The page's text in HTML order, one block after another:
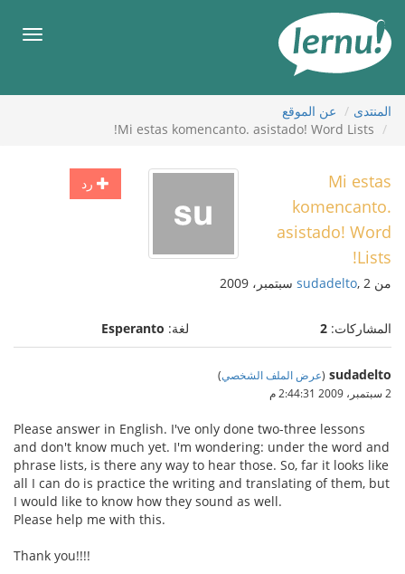
المحتويات
قائمة
المنتدى
عن الموقع
Mi estas komencanto. asistado! Word Lists!
رد
Mi estas
komencanto.
asistado! Word
Lists!
من sudadelto, 2 سبتمبر، 2009
المشاركات: 2 لغة: Esperanto
sudadelto
(عرض الملف الشخصي)
2 سبتمبر، 2009 2:44:31 م
Please answer in English. I've only done two-three lessons
and don't know much yet. I'm wondering: under the word and
phrase lists, is there any way to hear those. So, far it looks like
all I can do is practice the writing and translating of them, but
I would like to know how they sound as well.
Please help me with this.
Thank you!!!!